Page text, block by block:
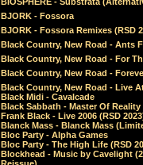
BJORK - Fossora
BJORK - Fossora Remixes (RSD
Black Country, New Road - Ants
Black Country, New Road - For
Black Country, New Road -
Black Country, New Road - Live
Black Midi - Cavalcade
Black Sabbath - Master Of Reality
Frank Black - Live 2006 (RSD
Blanck Mass - Blanck Mass
Bloc Party - Alpha Games
Bloc Party - The High Life (RSD
Blockhead - Music by Cavelight